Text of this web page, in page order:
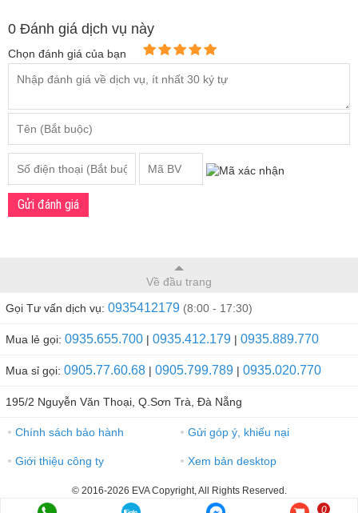
0 Đánh giá dịch vụ này
Chọn đánh giá của bạn
Gửi đánh giá
Về đầu trang
Gọi Tư vấn dịch vụ: 0935412179 (8:00 - 17:30)
Mua lẻ gọi: 0935.655.700 | 0935.412.179 | 0935.889.770
Mua sỉ gọi: 0905.77.60.68 | 0905.799.789 | 0935.020.770
195/2 Nguyễn Văn Thoại, Q.Sơn Trà, Đà Nẵng
● Chính sách bảo hành ● Gửi góp ý, khiếu nại
● Giới thiệu công ty ● Xem bản desktop
© 2016-2026 EVA Copyright, All Rights Reserved.
0